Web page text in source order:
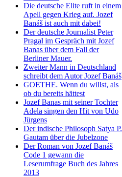
Die deutsche Elite ruft in einem
Apell gegen Krieg auf. Jozef
Banáš ist auch mit dabei!
Der deutsche Journalist Peter
Pragal im Gespräch mit Jozef
Banas über dem Fall der
Berliner Mauer.
Zweiter Mann in Deutschland
schreibt dem Autor Jozef Banáš
GOETHE. Wenn du willst, als
ob du bereits hättest
Jozef Banas mit seiner Tochter
Adela singen den Hit von Udo
Jürgens
Der indische Philosoph Satya P.
Gautam über die Jubelzone
Der Roman von Jozef Banáš
Code 1 gewann die
Leserumfrage Buch des Jahres
2013